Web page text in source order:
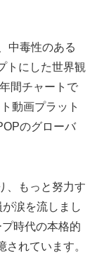
中毒性のある
トにした世界観
間チャートで
動画プラット
のグローバ
、もっと努力す
涙を流しまし
時代の本格的
れています。